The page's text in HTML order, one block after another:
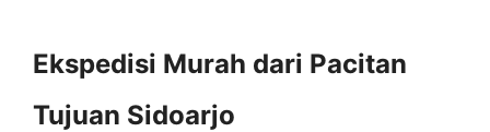
Ekspedisi Murah dari Pacitan
Tujuan Sidoarjo